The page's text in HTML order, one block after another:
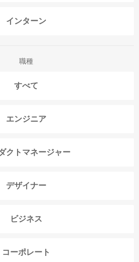
インターン
職種
すべて
エンジニア
クトマネージャー
デザイナー
ビジネス
コーポレート